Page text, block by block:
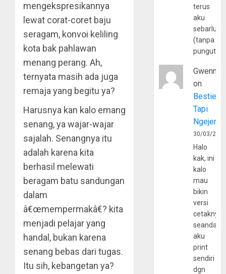
mengekspresikannya
lewat corat-coret baju
seragam, konvoi keliling
kota bak pahlawan
menang perang. Ah,
ternyata masih ada juga
remaja yang begitu ya?
Harusnya kan kalo emang
senang, ya wajar-wajar
sajalah. Senangnya itu
adalah karena kita
berhasil melewati
beragam batu sandungan
dalam
â€œmempermakâ€? kita
menjadi pelajar yang
handal, bukan karena
senang bebas dari tugas.
Itu sih, kebangetan ya?
terus
aku
(tanpa
Gwenny
on
Bestie
Tapi
30/03/
Halo
kak, ini
kalo
mau
bikin
versi
cetaknya
aku
print
sendiri
dgn